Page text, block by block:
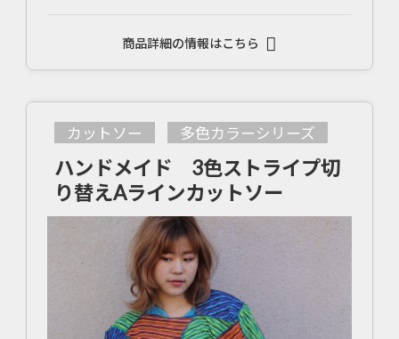
商品詳細の情報はこちら
カットソー 多色カラーシリーズ
ハンドメイド 3色ストライプ切
り替えAラインカットソー